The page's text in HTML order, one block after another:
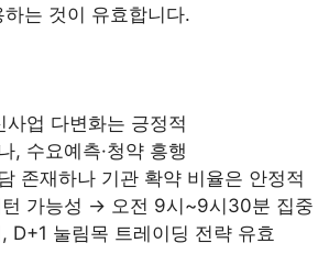
는 것이 유효합니다.
업 다변화는 긍정적
, 수요예측·청약 흥행
존재하나 기관 확약 비율은 안정적
턴 가능성 → 오전 9시~9시30분 집중
D+1 눌림목 트레이딩 전략 유효